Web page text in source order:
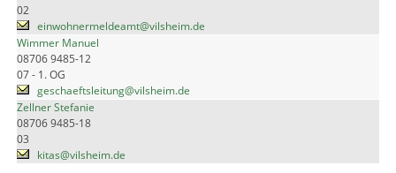
02
einwohnermeldeamt@vilsheim.de
Wimmer Manuel
08706 9485-12
07 - 1. OG
geschaeftsleitung@vilsheim.de
Zellner Stefanie
08706 9485-18
03
kitas@vilsheim.de